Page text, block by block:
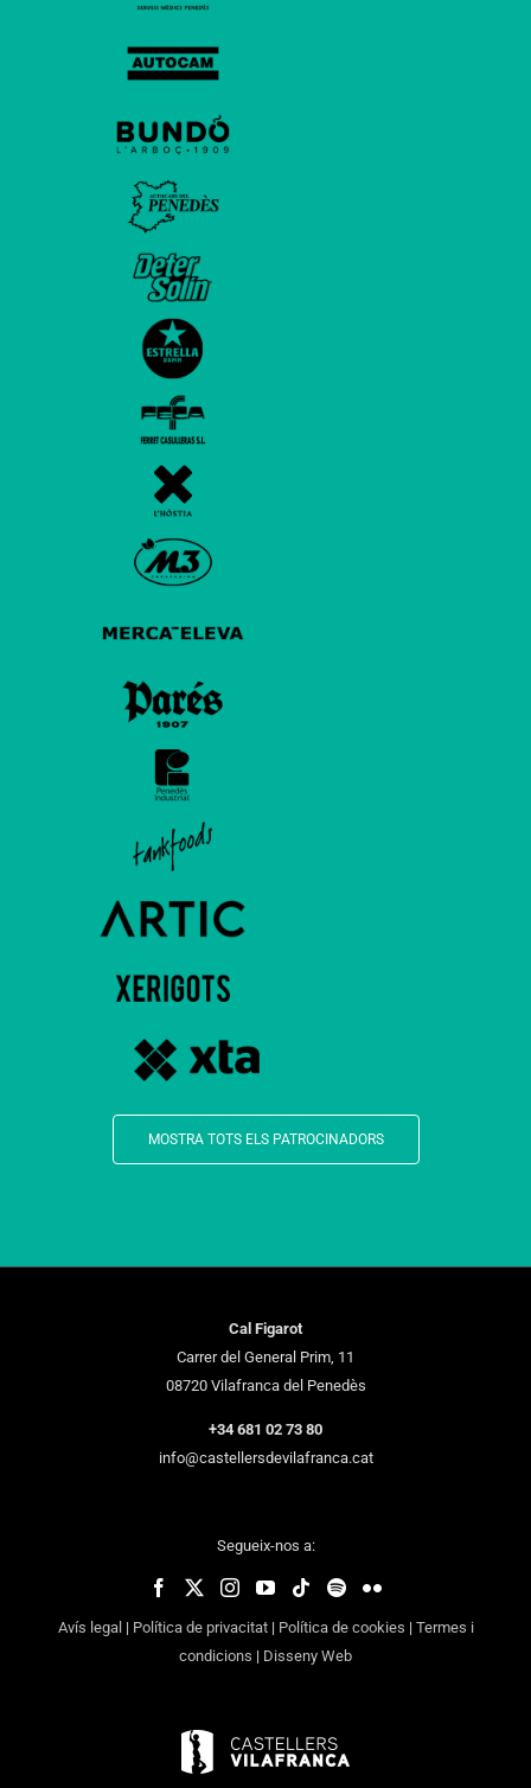
MOSTRA TOTS ELS PATROCINADORS
Cal Figarot
Carrer del General Prim, 11
08720 Vilafranca del Penedès
+34 681 02 73 80
info@castellersdevilafranca.cat
Segueix-nos a:
Avís legal | Política de privacitat| Política de cookies | Termes i
condicions | Disseny Web